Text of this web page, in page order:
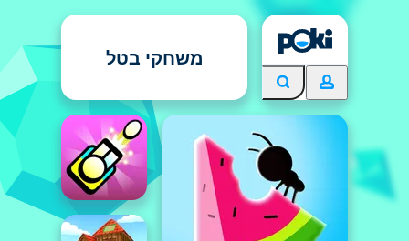
משחקי בטל